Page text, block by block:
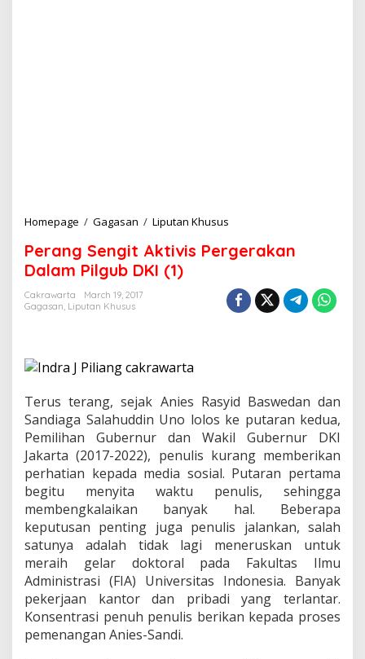
Homepage / Gagasan / Liputan Khusus
r
g
S
A
t
i
v
s
P
e
r
g
a
a
Perang Sengit Aktivis Pergerakan
Dalam Pilgub DKI (1)
Cakrawarta
March 19, 2017
Gagasan, Liputan Khusus
Terus terang, sejak Anies Rasyid Baswedan dan
Sandiaga Salahuddin Uno lolos ke putaran kedua,
Pemilihan Gubernur dan Wakil Gubernur DKI
Jakarta (2017-2022), penulis kurang memberikan
perhatian kepada media sosial. Putaran pertama
begitu menyita waktu penulis, sehingga
membengkalaikan banyak hal. Beberapa
keputusan penting juga penulis jalankan, salah
satunya adalah tidak lagi meneruskan untuk
meraih gelar doktoral pada Fakultas Ilmu
Administrasi (FIA) Universitas Indonesia. Banyak
pekerjaan kantor dan pribadi yang terlantar.
Konsentrasi penuh penulis berikan kepada proses
pemenangan Anies-Sandi.